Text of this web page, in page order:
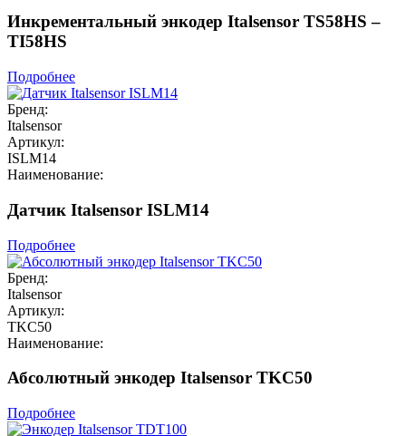
Инкрементальный энкодер Italsensor TS58HS –
TI58HS
Подробнее
Бренд:
Italsensor
Артикул:
ISLM14
Наименование:
Датчик Italsensor ISLM14
Подробнее
Бренд:
Italsensor
Артикул:
TKC50
Наименование:
Абсолютный энкодер Italsensor TKC50
Подробнее